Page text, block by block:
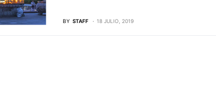
BY STAFF 18 JULIO, 2019